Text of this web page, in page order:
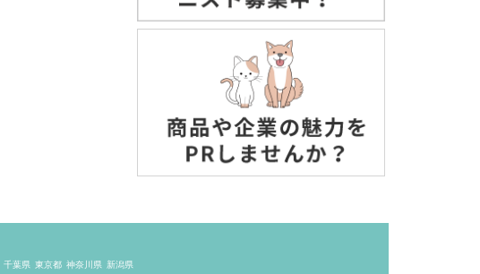
千葉県 東京都 神奈川県 新潟県